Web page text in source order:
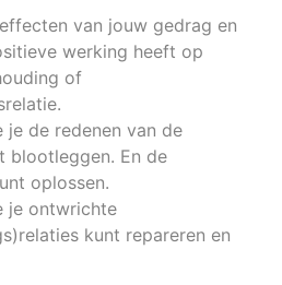
van jouw gedrag en
werking heeft op
of
de redenen van de
blootleggen. En de
oplossen.
je ontwrichte
kunt repareren en